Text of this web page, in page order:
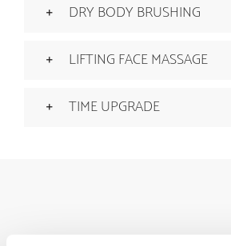
DRY BODY BRUSHING
LIFTING FACE MASSAGE
TIME UPGRADE